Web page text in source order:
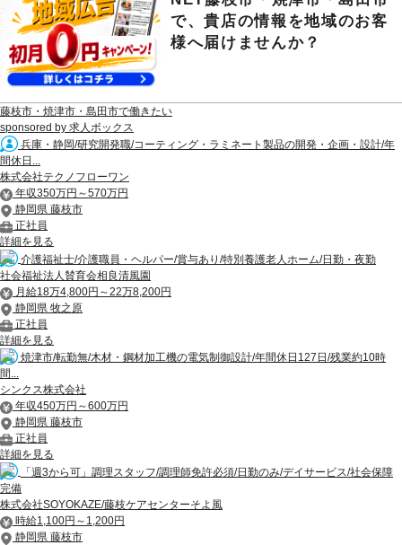
で、貴店の情報を地域のお客
様へ届けませんか？
藤枝市・焼津市・島田市で働きたい
sponsored by 求人ボックス
兵庫・静岡/研究開発職/コーティング・ラミネート製品の開発・企画・設計/年
間休日...
株式会社テクノフローワン
年収350万円～570万円
静岡県 藤枝市
正社員
詳細を見る
介護福祉士/介護職員・ヘルパー/賞与あり/特別養護老人ホーム/日勤・夜勤
社会福祉法人賛育会相良清風園
月給18万4,800円～22万8,200円
静岡県 牧之原
正社員
詳細を見る
焼津市/転勤無/木材・鋼材加工機の電気制御設計/年間休日127日/残業約10時
間...
シンクス株式会社
年収450万円～600万円
静岡県 藤枝市
正社員
詳細を見る
「週3から可」調理スタッフ/調理師免許必須/日勤のみ/デイサービス/社会保障
完備
株式会社SOYOKAZE/藤枝ケアセンターそよ風
時給1,100円～1,200円
静岡県 藤枝市